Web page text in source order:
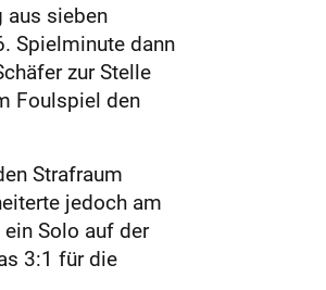
aus sieben
Spielminute dann
zur Stelle
Foulspiel den
Strafraum
jedoch am
Solo auf der
3:1 für die